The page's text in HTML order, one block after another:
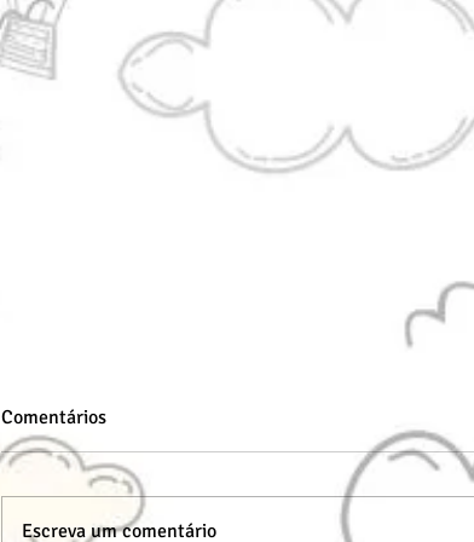
Comentários
Escreva um comentário